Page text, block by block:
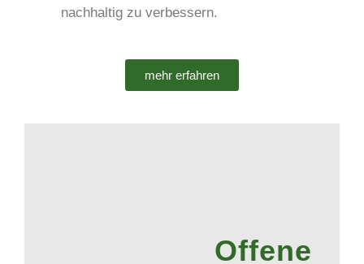
nachhaltig zu verbessern.
mehr erfahren
Offene